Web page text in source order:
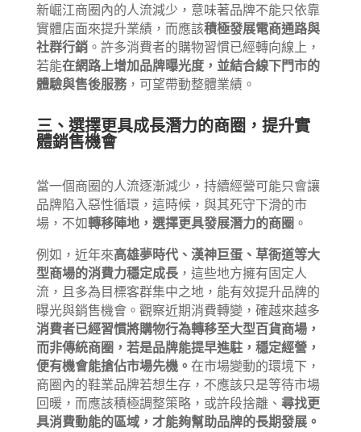
新崛江商圈內的人流減少，意味著品牌不能只依靠
實體店面來提升業績，而應該積極發展電商通路與
社群行銷。許多消費者的購物習慣已經轉向線上，
若能在網路上增加品牌曝光度，並結合線下門市的
體驗與售後服務，可望帶動整體業績。
三、選擇更具成長潛力的商圈，提升實
體銷售機會
當一個商圈的人流逐漸減少，持續經營可能只會讓
品牌陷入惡性循環，這時候，與其死守下滑的市
場，不如轉移陣地，選擇更具發展潛力的商圈 。
例如，近年來高雄夢時代、漢神巨蛋、草衙道等大
型商場的消費力穩定成長，這些地方擁有固定人
流，且多為目標客群集中之地，能有效提升品牌的
曝光與銷售機會。觀察近期消費轉變，確越來越多
消費者已經習慣將購物行為轉移至大型百貨商場，
而非傳統商圈，若是品牌能提早進駐，穩定經營，
便有機會能搶佔市場先機。 在市場變動的環境下，
商圈內的鞋業品牌若想生存，不應該只是等待市場
回暖，而應該積極調整策略，或許段捨離、 尋找更
具消費動能的區域，才能夠幫助品牌的長期發展。